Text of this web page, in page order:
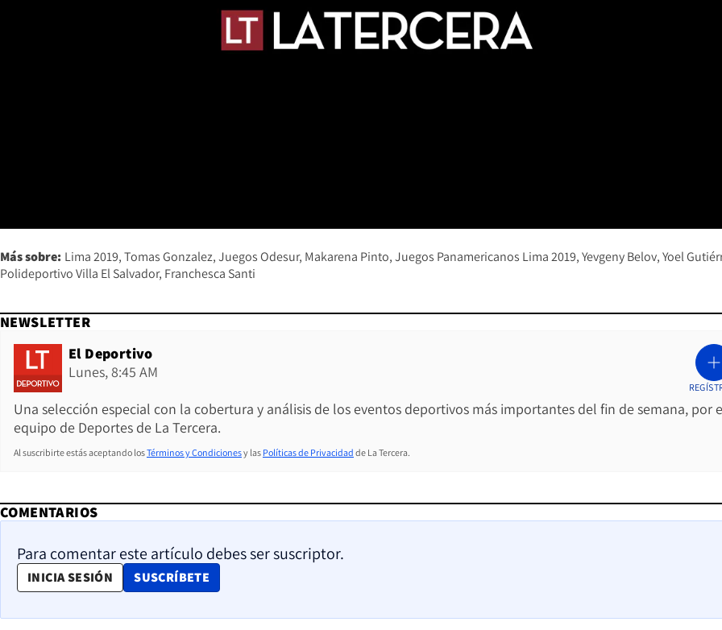
Más sobre: Lima 2019 Tomas Gonzalez Juegos Odesur Makarena Pinto Juegos Panamericanos Lima 2019 Yevgeny Belov Yoel
Polideportivo Villa El Salvador Franchesca Santi
NEWSLETTER
El Deportivo
Lunes, 8:45 AM
Una selección especial con la cobertura y análisis de los eventos deportivos más importantes del fin de semana, por
equipo de Deportes de La Tercera.
Al suscribirte estás aceptando losTérminos y Condicionesy las Políticas de Privacidad de La Tercera.
COMENTARIOS
Para comentar este artículo debes ser suscriptor.
INICIA SESIÓN SUSCRÍBETE
OPENS IN NEW WINDOW